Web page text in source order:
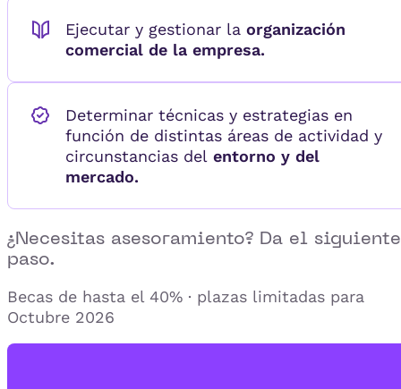
Ejecutar y gestionar la organización
comercial de la empresa.
Determinar técnicas y estrategias en
función de distintas áreas de actividad y
circunstancias del entorno y del
mercado.
¿Necesitas asesoramiento? Da el siguiente
paso.
Becas de hasta el 40% · plazas limitadas para
Octubre 2026